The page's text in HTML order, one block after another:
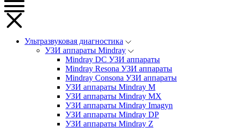
Ультразвуковая диагностика
УЗИ аппараты Mindray
Mindray DC УЗИ аппараты
Mindray Resona УЗИ аппараты
Mindray Consona УЗИ аппараты
УЗИ аппараты Mindray M
УЗИ аппараты Mindray MX
УЗИ аппараты Mindray Imagyn
УЗИ аппараты Mindray DP
УЗИ аппараты Mindray Z